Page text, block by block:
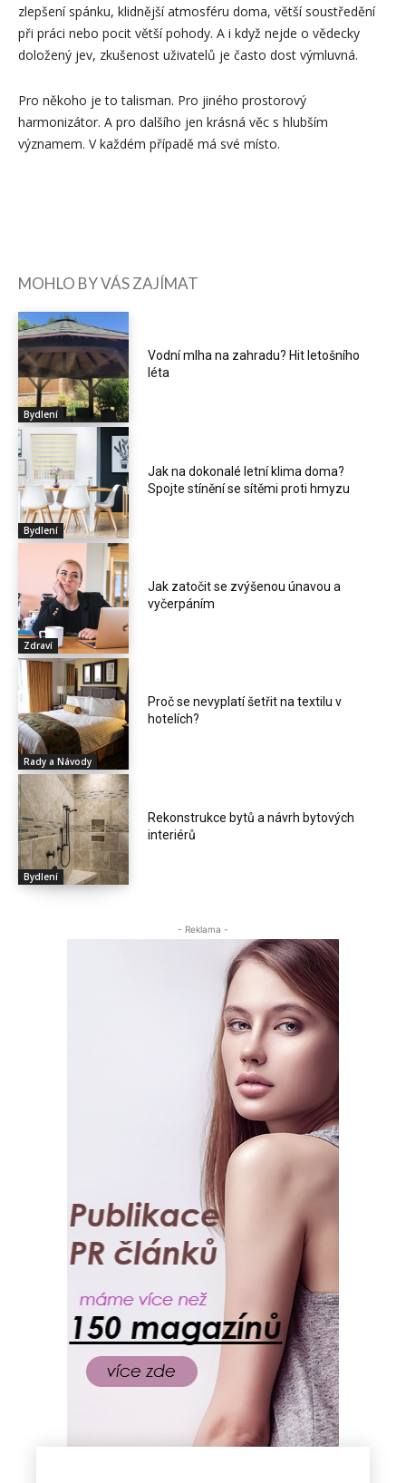
zlepšení spánku, klidnější atmosféru doma, větší soustředění
při práci nebo pocit větší pohody. A i když nejde o vědecky
doložený jev, zkušenost uživatelů je často dost výmluvná.
Pro někoho je to talisman. Pro jiného prostorový
harmonizátor. A pro dalšího jen krásná věc s hlubším
významem. V každém případě má své místo.
MOHLO BY VÁS ZAJÍMAT
Bydlení
Vodní mlha na zahradu? Hit letošního
léta
Bydlení
Jak na dokonalé letní klima doma?
Spojte stínění se sítěmi proti hmyzu
Zdraví
Jak zatočit se zvýšenou únavou a
vyčerpáním
Rady a Návody
Proč se nevyplatí šetřit na textilu v
hotelích?
Bydlení
Rekonstrukce bytů a návrh bytových
interiérů
- Reklama -